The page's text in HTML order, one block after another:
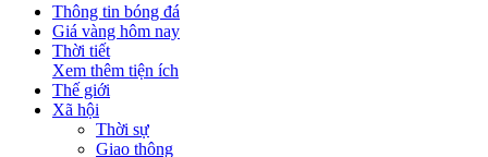
Thông tin bóng đá
Giá vàng hôm nay
Thời tiết
Xem thêm tiện ích
Thế giới
Xã hội
Thời sự
Giao thông